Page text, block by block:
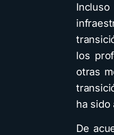
los
otras
ha sido
De